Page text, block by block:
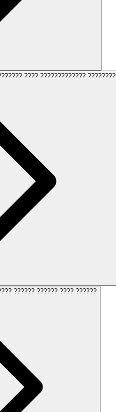
???? ????????????? ????????
?????? ?????? ???? ??????